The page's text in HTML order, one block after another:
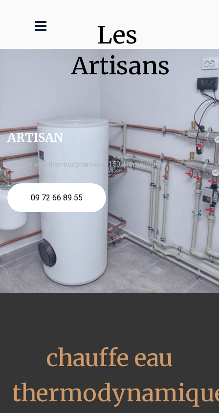
Les
Artisans
ARTISAN
chauffe eau thermodynamique 150l Homécourt
09 72 66 89 55
chauffe eau